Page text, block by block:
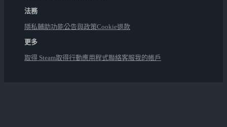
法務
隱私輔助功能公告與政策Cookie退款
更多
取得 Steam取得行動應用程式聯絡客服我的帳戶